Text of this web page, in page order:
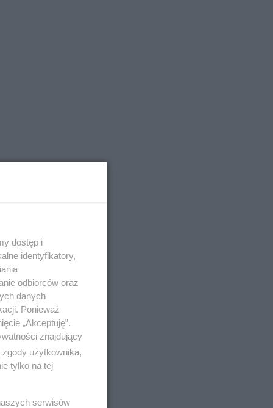
dostęp i
identyfikatory,
odbiorców oraz
danych
Ponieważ
„Akceptuję”.
znajdujący
użytkownika,
tylko na tej
serwisów